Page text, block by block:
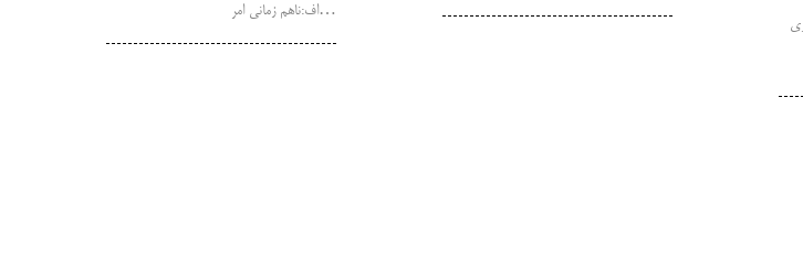
اف:ناهم زمانی امر…